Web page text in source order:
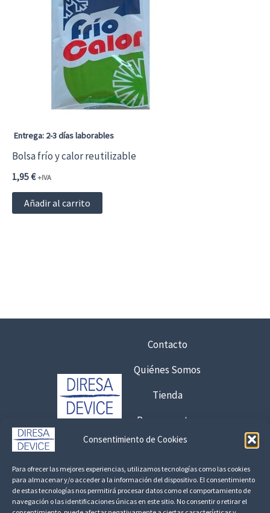
Consentimiento de Cookies
Para ofrecer las mejores experiencias, utilizamos tecnologías como las cookies
para almacenar y/o acceder a la información del dispositivo. El consentimiento
de estas tecnologías nos permitirá procesar datos como el comportamiento de
navegación o las identificaciones únicas en este sitio. No consentir o retirar el
Entrega: 2-3 días laborables
Bolsa frío y calor reutilizable
1,95€ +IVA
Añadir al carrito
Contacto
Quiénes Somos
Tienda
Presupuestos
925 120 845 /692 056 409
consultas@fedbuy.es